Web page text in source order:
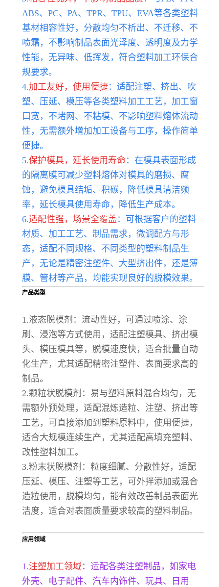
ABS、PC、PA、TPR、TPU、EVA等各类塑料
基材相容性好，分散均匀不析出、不迁移、不
喷霜，不影响制品表面光泽度、透明度及力学
性能，无异味、低挥发，符合塑料加工环保合
规要求。
4.加工友好，使用便捷：适配注塑、挤出、吹
塑、压延、模压等各类塑料加工工艺，加工窗
口宽，不堵网、不粘模、不影响塑料熔体流动
性，无需额外增加加工设备与工序，操作简单
便捷。
5.保护模具，延长使用寿命：在模具表面形成
的隔离膜可减少塑料熔体对模具的磨损、腐
蚀，避免模具结垢、积碳，降低模具清洁频
率，延长模具使用寿命，降低生产成本。
6.适配性强，场景全覆盖 ：可根据客户的塑料
材质、加工工艺、制品需求，微调配方与形
态，适配不同规格、不同类型的塑料制品生
产，无论是精密注塑件、大型挤出件，还是薄
膜、管材等产品，均能实现良好的脱模效果。
产品类型
1.液态脱模剂：流动性好，可通过喷涂、涂
刷、浸泡等方式使用，适配注塑模具、挤出模
头、模压模具等，脱模速度快，适合批量自动
化生产，尤其适配精密注塑件、表面要求高的
制品。
2.颗粒状脱模剂：易与塑料原料混合均匀，无
需额外预处理，适配混炼造粒、注塑、挤出等
工艺，可直接添加到塑料原料中，使用便捷，
适合大规模连续生产，尤其适配高填充塑料、
改性塑料加工。
3.粉末状脱模剂：粒度细腻、分散性好，适配
压延、模压、注塑等工艺，可外拌添加或混合
造粒使用，脱模均匀，能有效改善制品表面光
洁度，适合对表面质量要求较高的塑料制品。
应用领域
1.注塑加工领域 ：适配各类注塑制品，如家电
外壳、电子配件、汽车内饰件、玩具、日用